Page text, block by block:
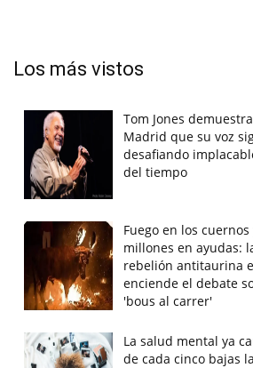
Los más vistos
Tom Jones
Madrid que su voz
desafiando
del tiempo
Fuego en los cuernos
millones en ayudas:
rebelión antitaurina
enciende el debate
'bous al carrer'
La salud mental ya
de cada cinco bajas